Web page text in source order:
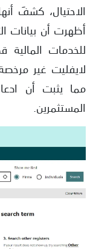
الاحتيال، كشفَ
أظهرت أن بيانات
للخدمات
لايفليت غير
مما يثبت أن
المستثمرين.